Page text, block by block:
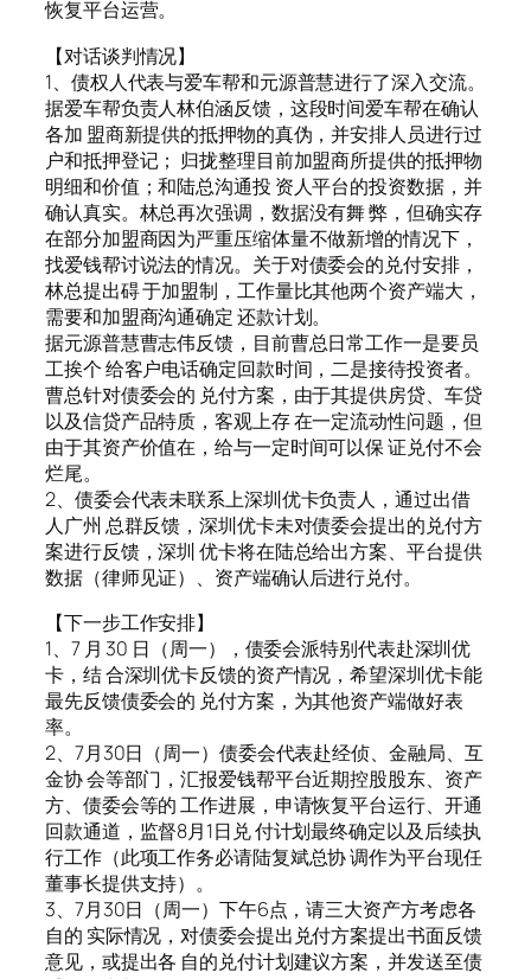
恢复平台运营。
【对话谈判情况】
1、债权人代表与爱车帮和元源普慧进行了深入交流。
据爱车帮负责人林伯涵反馈，这段时间爱车帮在确认
各加 盟商新提供的抵押物的真伪，并安排人员进行过
户和抵押登记； 归拢整理目前加盟商所提供的抵押物
明细和价值；和陆总沟通投 资人平台的投资数据，并
确认真实。林总再次强调，数据没有舞 弊，但确实存
在部分加盟商因为严重压缩体量不做新增的情况下，
找爱钱帮讨说法的情况。关于对债委会的兑付安排，
林总提出碍 于加盟制，工作量比其他两个资产端大，
需要和加盟商沟通确定 还款计划。
据元源普慧曹志伟反馈，目前曹总日常工作一是要员
工挨个 给客户电话确定回款时间，二是接待投资者。
曹总针对债委会的 兑付方案，由于其提供房贷、车贷
以及信贷产品特质，客观上存 在一定流动性问题，但
由于其资产价值在，给与一定时间可以保 证兑付不会
烂尾。
2、债委会代表未联系上深圳优卡负责人，通过出借
人广州 总群反馈，深圳优卡未对债委会提出的兑付方
案进行反馈，深圳 优卡将在陆总给出方案、平台提供
数据（律师见证）、资产端确认后进行兑付。
【下一步工作安排】
1、7 月 30 日（周一），债委会派特别代表赴深圳优
卡，结 合深圳优卡反馈的资产情况，希望深圳优卡能
最先反馈债委会的 兑付方案，为其他资产端做好表
率。
2、7月30日（周一）债委会代表赴经侦、金融局、互
金协 会等部门，汇报爱钱帮平台近期控股股东、资产
方、债委会等的 工作进展，申请恢复平台运行、开通
回款通道，监督8月1日兑 付计划最终确定以及后续执
行工作（此项工作务必请陆复斌总协 调作为平台现任
董事长提供支持）。
3、7月30日（周一）下午6点，请三大资产方考虑各
自的 实际情况，对债委会提出兑付方案提出书面反馈
意见，或提出各 自的兑付计划建议方案，并发送至债